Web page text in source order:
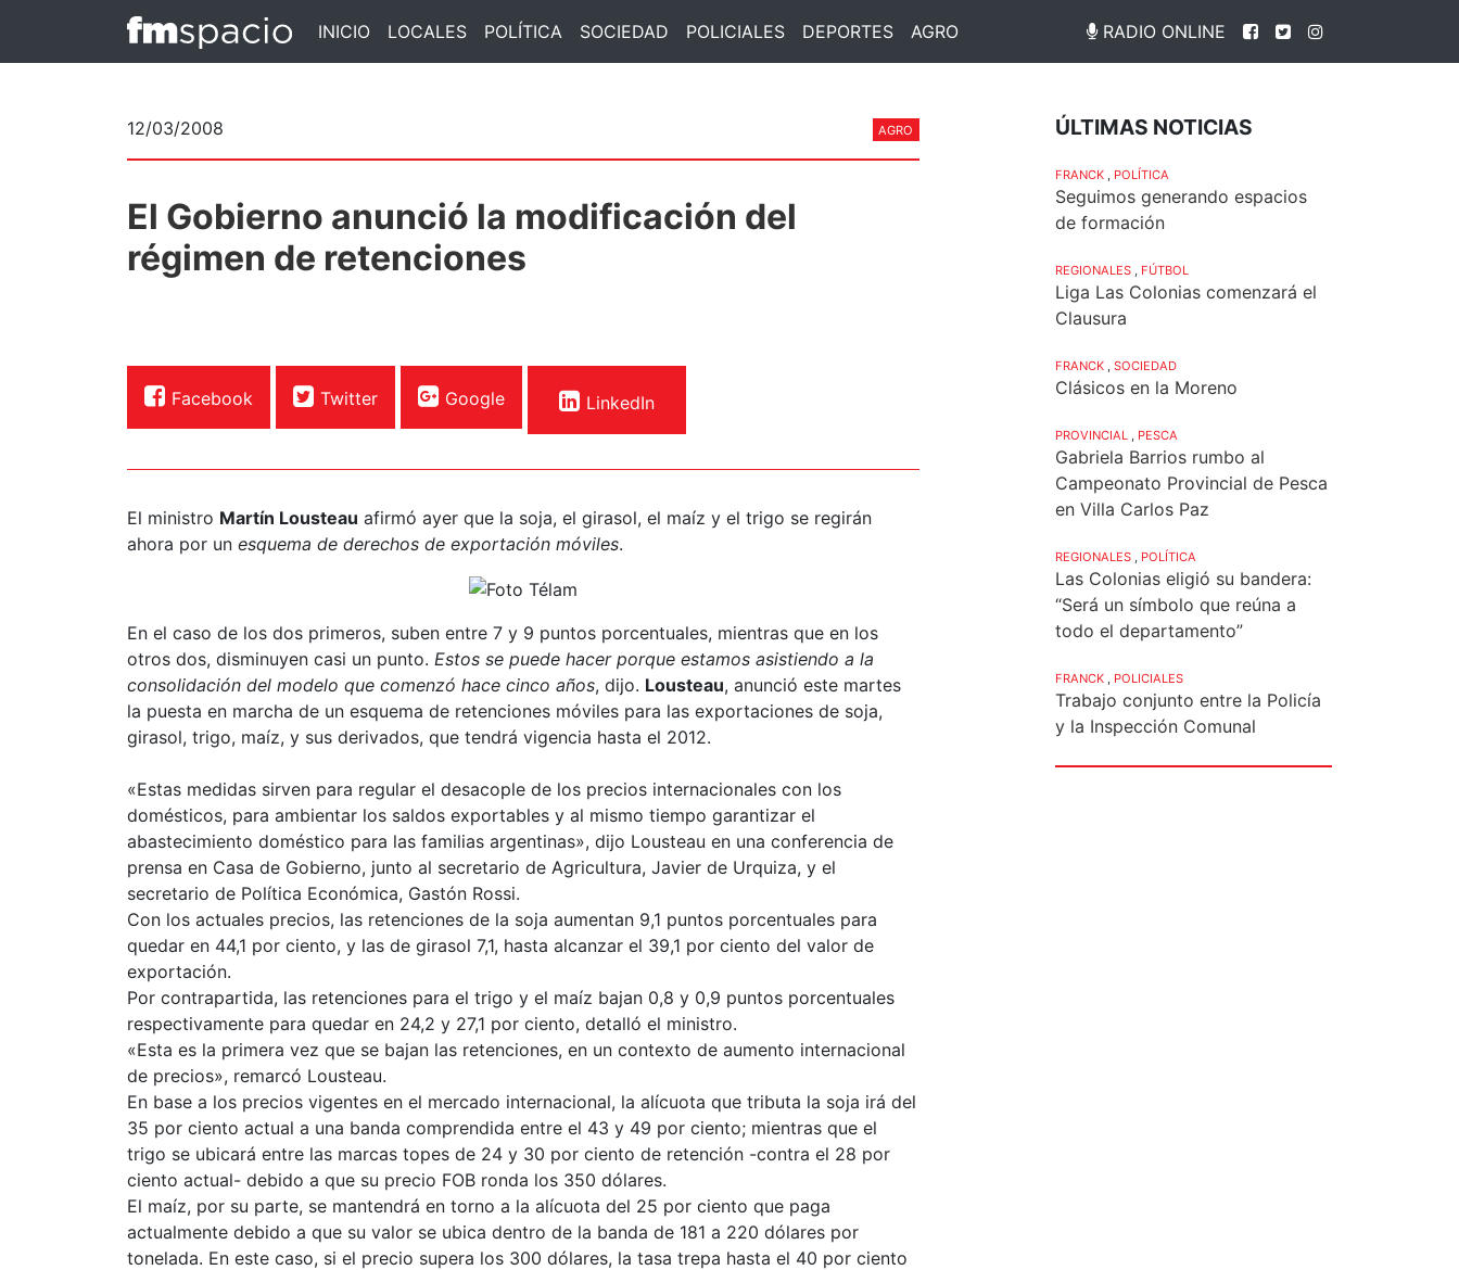
INICIO LOCALES POLÍTICA SOCIEDAD POLICIALES DEPORTES AGRO RADIO ONLINE
12/03/2008 AGRO
El Gobierno anunció la modificación del
régimen de retenciones
Facebook Twitter Google LinkedIn
El ministro Martín Lousteau afirmó ayer que la soja, el girasol, el maíz y el trigo se regirán
ahora por un esquema de derechos de exportación móviles.
En el caso de los dos primeros, suben entre 7 y 9 puntos porcentuales, mientras que en los
otros dos, disminuyen casi un punto. Estos se puede hacer porque estamos asistiendo a la
consolidación del modelo que comenzó hace cinco años, dijo. Lousteau, anunció este martes
la puesta en marcha de un esquema de retenciones móviles para las exportaciones de soja,
girasol, trigo, maíz, y sus derivados, que tendrá vigencia hasta el 2012.
«Estas medidas sirven para regular el desacople de los precios internacionales con los
domésticos, para ambientar los saldos exportables y al mismo tiempo garantizar el
abastecimiento doméstico para las familias argentinas», dijo Lousteau en una conferencia de
prensa en Casa de Gobierno, junto al secretario de Agricultura, Javier de Urquiza, y el
secretario de Política Económica, Gastón Rossi.
Con los actuales precios, las retenciones de la soja aumentan 9,1 puntos porcentuales para
quedar en 44,1 por ciento, y las de girasol 7,1, hasta alcanzar el 39,1 por ciento del valor de
exportación.
Por contrapartida, las retenciones para el trigo y el maíz bajan 0,8 y 0,9 puntos porcentuales
respectivamente para quedar en 24,2 y 27,1 por ciento, detalló el ministro.
«Esta es la primera vez que se bajan las retenciones, en un contexto de aumento internacional
de precios», remarcó Lousteau.
En base a los precios vigentes en el mercado internacional, la alícuota que tributa la soja irá del
35 por ciento actual a una banda comprendida entre el 43 y 49 por ciento; mientras que el
trigo se ubicará entre las marcas topes de 24 y 30 por ciento de retención -contra el 28 por
ciento actual- debido a que su precio FOB ronda los 350 dólares.
El maíz, por su parte, se mantendrá en torno a la alícuota del 25 por ciento que paga
actualmente debido a que su valor se ubica dentro de la banda de 181 a 220 dólares por
tonelada. En este caso, si el precio supera los 300 dólares, la tasa trepa hasta el 40 por ciento
ÚLTIMAS NOTICIAS
FRANCK POLÍTICA
Seguimos generando espacios
de formación
REGIONALES FÚTBOL
Liga Las Colonias comenzará el
Clausura
FRANCK SOCIEDAD
Clásicos en la Moreno
PROVINCIAL PESCA
Gabriela Barrios rumbo al
Campeonato Provincial de Pesca
en Villa Carlos Paz
REGIONALES POLÍTICA
Las Colonias eligió su bandera:
“Será un símbolo que reúna a
todo el departamento”
FRANCK POLICIALES
Trabajo conjunto entre la Policía
y la Inspección Comunal